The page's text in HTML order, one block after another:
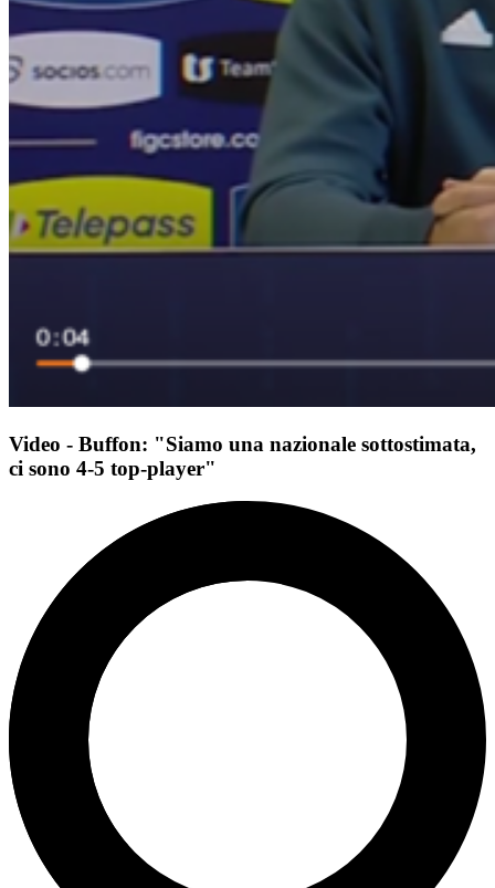
Video - Buffon: "Siamo una nazionale sottostimata,
ci sono 4-5 top-player"